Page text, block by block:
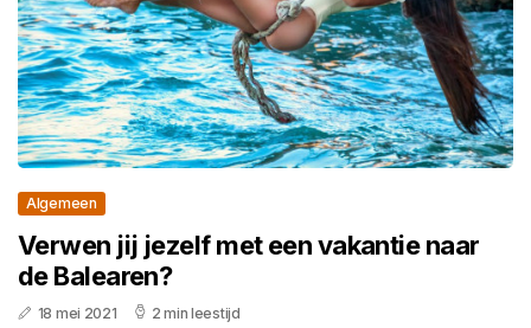
Algemeen
Verwen jij jezelf met een vakantie naar
de Balearen?
18 mei 2021 2 min leestijd